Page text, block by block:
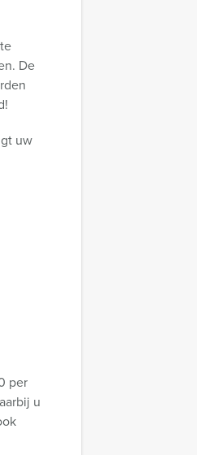
De
uw
per
u